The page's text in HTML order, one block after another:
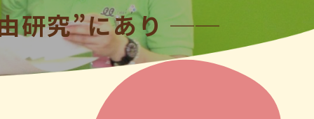
研究”にあり ──